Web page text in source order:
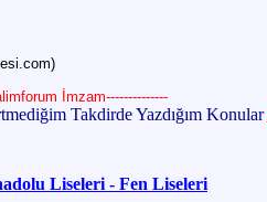
İmzam--------------
Takdirde Yazdığım Konular
Liseleri - Fen Liseleri